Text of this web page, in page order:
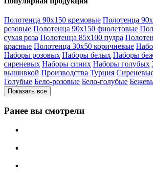
Полотенца 90х150 кремовые Полотенца
розовые Полотенца 90х150 фиолетовые
сухая роза Полотенца 85х100 пудра
красные Полотенца 30х50 коричневые
Наборы розовых Наборы белых Наборы
сиреневых Наборы синих Наборы голубых
вышивкой Производства Турция
Голубые Бело-розовые Бело-голубые
Показать все
Ранее вы смотрели